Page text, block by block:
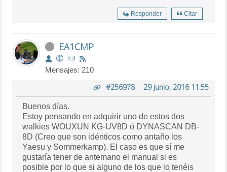
Responder Citar
EA1CMP
Mensajes: 210
#256978- 29 junio, 2016 11:55
Buenos días.
Estoy pensando en adquirir uno de estos dos
walkies WOUXUN KG-UV8D ó DYNASCAN DB-
8D (Creo que son idénticos como antaño los
Yaesu y Sommerkamp). El caso es que sí me
gustaría tener de antemano el manual si es
posible por lo que si alguno de los que lo tenéis